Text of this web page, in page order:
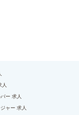
人
ー 求人
ャー 求人